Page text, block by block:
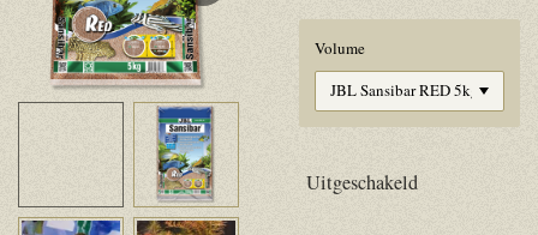
Volume
Uitgeschakeld